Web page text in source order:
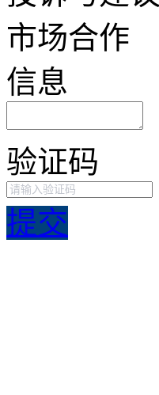
市场合作
信息
验证码
提交